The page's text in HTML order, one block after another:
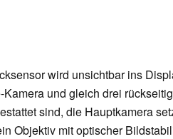
wird unsichtbar ins
und gleich drei
sind, die Hauptkamera
Objektiv mit optischer